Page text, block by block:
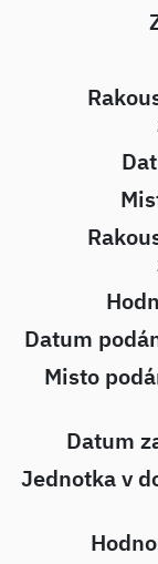
Datum
Misto
Datum
Jednotka v